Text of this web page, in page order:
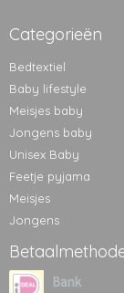
Categorieën
Bedtextiel
Baby lifestyle
Meisjes baby
Jongens baby
Unisex Baby
Feetje pyjama
Meisjes
Jongens